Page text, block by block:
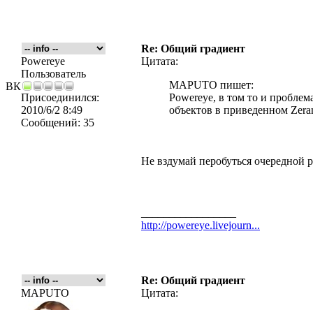
ВК
Re: Общий градиент
Powereye
Пользователь
Присоединился:
2010/6/2 8:49
Сообщений: 35
Цитата:
MAPUTO пишет:
Powereye, в том то и
объектов в приведенном
Не вздумай перобуться очередной
http://powereye.livejourn...
Re: Общий градиент
MAPUTO
Цитата: